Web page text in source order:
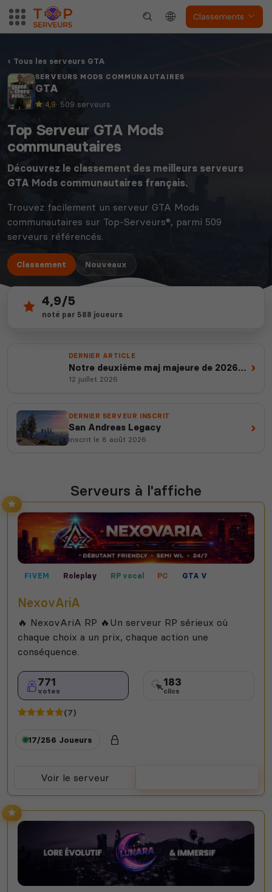
Classements
Tous les serveurs GTA
SERVEURS MODS COMMUNAUTAIRES
GTA
4,9· 509 serveurs
Top Serveur GTA Mods
communautaires
Découvrez le classement des meilleurs serveurs
GTA Mods communautaires français.
Trouvez facilement un serveur GTA Mods
communautaires sur Top-Serveurs®, parmi 509
serveurs référencés.
Classement Nouveaux
509
serveurs actifs
depuis 2012
4,9/5
noté par 588 joueurs
DERNIER ARTICLE
Notre deuxième maj majeure de 2026
est en ligne
12 juillet 2026
›
DERNIER SERVEUR INSCRIT
San Andreas Legacy
inscrit le 8 août 2026
›
Serveurs à l'affiche
FIVEM Roleplay RP vocal PC
GTA V
NexovAriA
🔥 NexovAriA RP 🔥Un serveur RP sérieux où
chaque choix a un prix, chaque action une
conséquence.
771
votes
183
clics
(7)
17/256 Joueurs
Voir le serveur